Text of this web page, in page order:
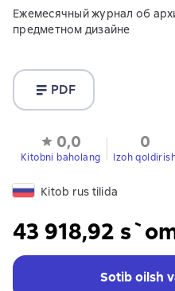
Ежемесячный журнал об
предметном дизайне
PDF
0,0
Kitobni baholang
0
Izoh
Kitob rus tilida
43 918,92
Sotib oilsh